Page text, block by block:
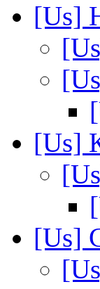
[Us]
[Us]
[Us]